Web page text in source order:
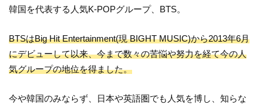
韓国を代表する人気K-POPグループ、BTS。
BTSはBig Hit Entertainment(現 BIGHT MUSIC)から2013年6月
にデビューして以来、今まで数々の苦悩や努力を経て今の人
気グループの地位を得ました。
今や韓国のみならず、日本や英語圏でも人気を博し、知らな